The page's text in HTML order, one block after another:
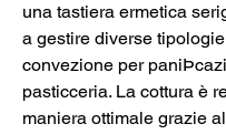
una tastiera ermetica
a gestire diverse
convezione per
pasticceria. La cottura è
maniera ottimale grazie